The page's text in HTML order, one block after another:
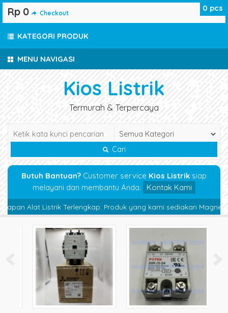
MENU NAVIGASI
Kios Listrik
Termurah & Terpercaya
Cari
Butuh Bantuan? Customer service Kios Listrik siap
melayani dan membantu Anda.
Kontak Kami
Listrik Terlengkap. Produk yang kami sediakan Magnetic
0 pcs
Rp 0 Checkout
KATEGORI PRODUK